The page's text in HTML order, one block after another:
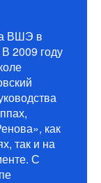
ВШЭ в
2009 году
как
так и на
С